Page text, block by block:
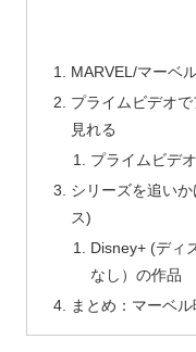
MARVEL/マーベ
プライムビデオ
見れる
プライムビデ
シリーズを追い
ス)
Disney+ (ディ
なし）の作品
まとめ：マーベ